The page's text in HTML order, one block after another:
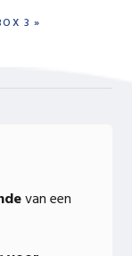
3 »
van een